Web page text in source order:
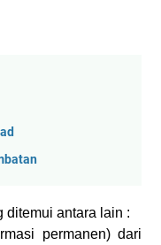
ditemui antara lain :
permanen) dari